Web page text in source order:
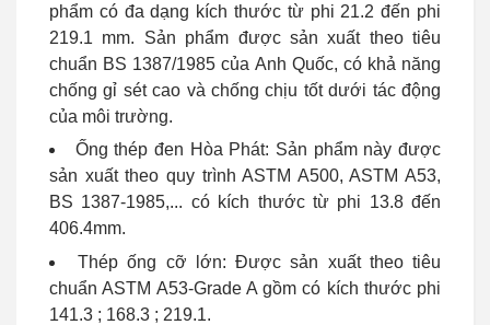
phẩm có đa dạng kích thước từ phi 21.2 đến phi
219.1 mm. Sản phẩm được sản xuất theo tiêu
chuẩn BS 1387/1985 của Anh Quốc, có khả năng
chống gỉ sét cao và chống chịu tốt dưới tác động
của môi trường.
Ống thép đen Hòa Phát: Sản phẩm này được
sản xuất theo quy trình ASTM A500, ASTM A53,
BS 1387-1985,... có kích thước từ phi 13.8 đến
406.4mm.
Thép ống cỡ lớn: Được sản xuất theo tiêu
chuẩn ASTM A53-Grade A gồm có kích thước phi
141.3 ; 168.3 ; 219.1.